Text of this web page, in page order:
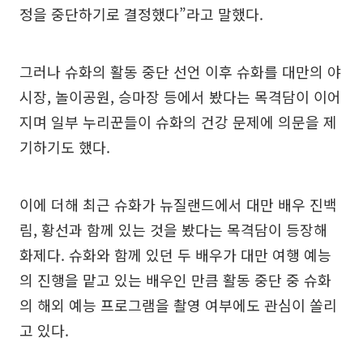
정을 중단하기로 결정했다”라고 말했다.
그러나 슈화의 활동 중단 선언 이후 슈화를 대만의 야
시장, 놀이공원, 승마장 등에서 봤다는 목격담이 이어
지며 일부 누리꾼들이 슈화의 건강 문제에 의문을 제
기하기도 했다.
이에 더해 최근 슈화가 뉴질랜드에서 대만 배우 진백
림, 황선과 함께 있는 것을 봤다는 목격담이 등장해
화제다. 슈화와 함께 있던 두 배우가 대만 여행 예능
의 진행을 맡고 있는 배우인 만큼 활동 중단 중 슈화
의 해외 예능 프로그램을 촬영 여부에도 관심이 쏠리
고 있다.